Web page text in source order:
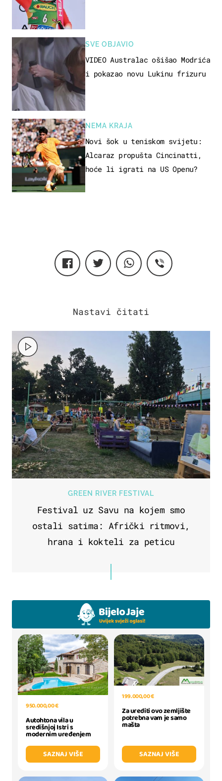
SVE OBJAVIO
VIDEO Australac ošišao Modrića
i pokazao novu Lukinu frizuru
NEMA KRAJA
Novi šok u teniskom svijetu:
Alcaraz propušta Cincinatti,
hoće li igrati na US Openu?
GREEN RIVER FESTIVAL
Festival uz Savu na kojem smo
ostali satima: Afrički ritmovi,
hrana i kokteli za peticu
950.000,00 €
Autohtona vila u
središnjoj Istri s
modernim uređenjem
SAZNAJ VIŠE
199.000,00 €
Za urediti ovo zemljište
potrebna vam je samo
mašta
SAZNAJ VIŠE